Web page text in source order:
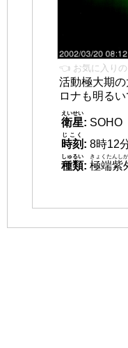
👈 お気に入りの
活動極大期
ロナも明るい
衛星
えいせい
: SOHO
時刻
じこく
: 8時12
種類
しゅるい
: 極端紫
きょくたんし